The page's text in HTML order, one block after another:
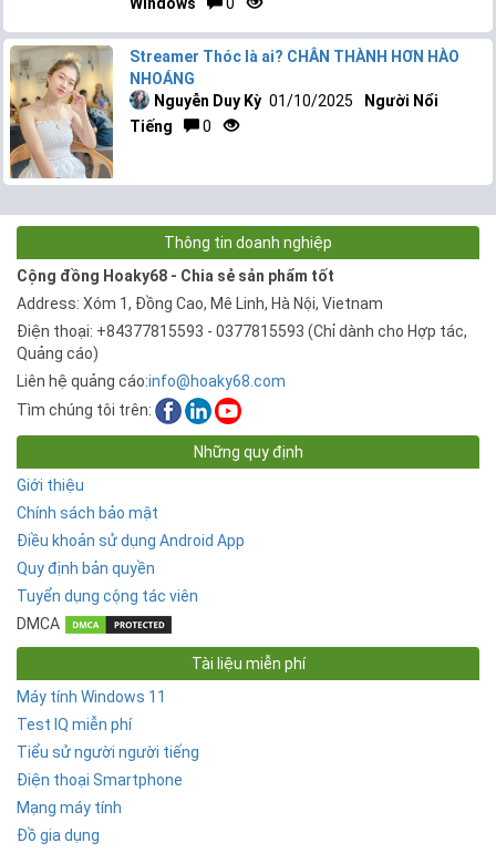
Streamer Thóc là ai? CHÂN THÀNH HƠN HÀO
NHOÁNG
Nguyễn Duy Kỳ 01/10/2025
Người Nổi
Tiếng
0
Thông tin doanh nghiệp
Cộng đồng Hoaky68 - Chia sẻ sản phẩm tốt
Address: Xóm 1, Đồng Cao, Mê Linh, Hà Nội, Vietnam
Điện thoại: +84377815593 - 0377815593 (Chỉ dành cho Hợp tác,
Quảng cáo)
Liên hệ quảng cáo:info@hoaky68.com
Tìm chúng tôi trên:
Những quy định
Giới thiệu
Chính sách bảo mật
Điều khoản sử dụng Android App
Quy định bản quyền
Tuyển dụng cộng tác viên
DMCA
Tài liệu miễn phí
Máy tính Windows 11
Test IQ miễn phí
Tiểu sử người người tiếng
Điện thoại Smartphone
Mạng máy tính
Đồ gia dụng